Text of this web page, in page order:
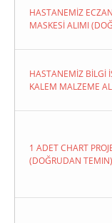
HASTANEMİZ
MASKESİ ALIMI
HASTANEMİZ BİLGİ
KALEM MALZEME
1 ADET CHART
(DOĞRUDAN TEMIN)